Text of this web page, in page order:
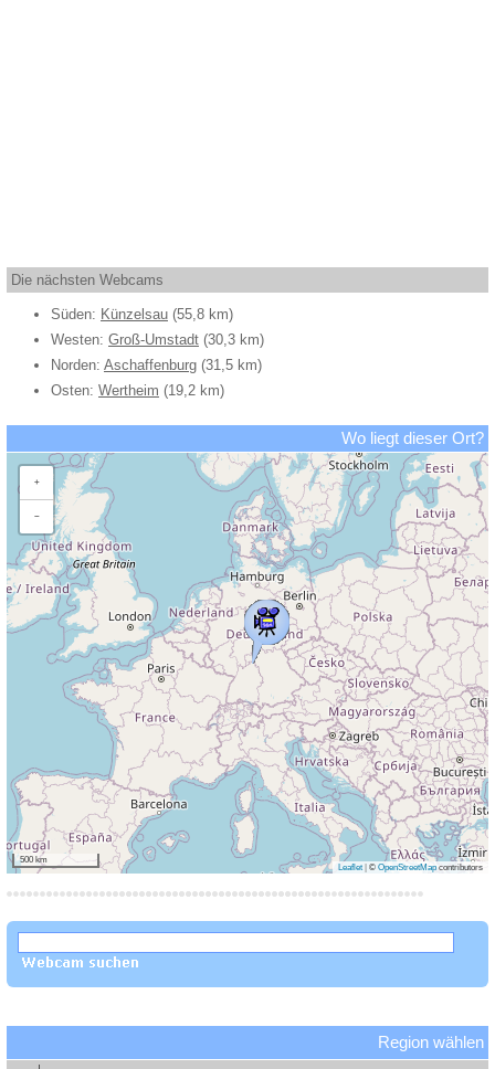
Die nächsten Webcams
Süden: Künzelsau (55,8 km)
Westen: Groß-Umstadt (30,3 km)
Norden: Aschaffenburg (31,5 km)
Osten: Wertheim (19,2 km)
Wo liegt dieser Ort?
+
−
500 km
Leaflet © OpenStreetMapcontributors
Region wählen